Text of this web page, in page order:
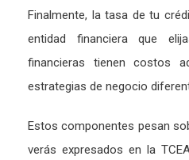
Finalmente, la tasa de tu
entidad financiera que
financieras tienen costos
estrategias de negocio
Estos componentes pesan
verás expresados en la